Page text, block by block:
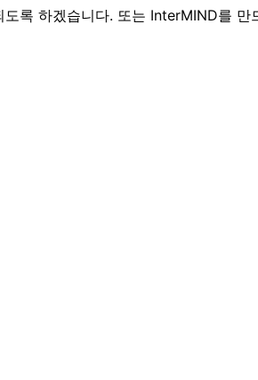
록 하겠습니다. 또는 InterMIND를 만